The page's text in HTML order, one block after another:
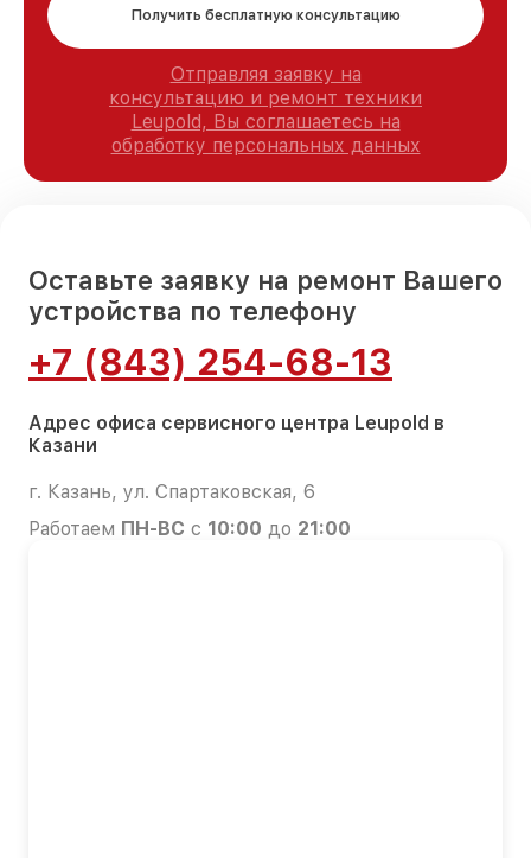
Получить бесплатную консультацию
Отправляя заявку на
консультацию и ремонт техники
Leupold, Вы соглашаетесь на
обработку персональных данных
Оставьте заявку на ремонт Вашего
устройства по телефону
+7 (843) 254-68-13
Адрес офиса сервисного центра Leupold в
Казани
г. Казань, ул. Спартаковская, 6
Работаем ПН-ВС с 10:00 до 21:00